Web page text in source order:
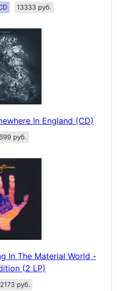
13333 руб.
In England (CD)
руб.
In The Material World -
(2 LP)
руб.